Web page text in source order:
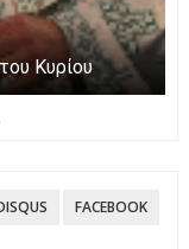
Κυρίου
FACEBOOK